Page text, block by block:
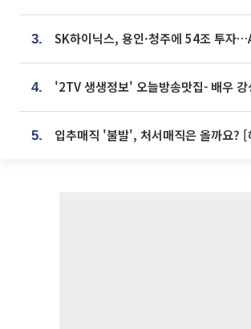
3.
4.
5. 입추매직 '불발', 처서매직은 올까요? [